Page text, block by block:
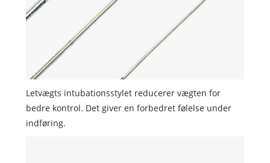
Letvægts intubationsstylet reducerer vægten for
bedre kontrol. Det giver en forbedret følelse under
indføring.